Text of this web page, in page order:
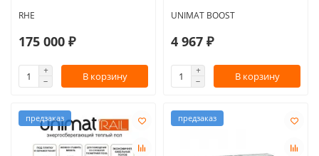
RHE
175 000 ₽
В корзину
UNIMAT BOOST
4 967 ₽
В корзину
предзаказ предзаказ